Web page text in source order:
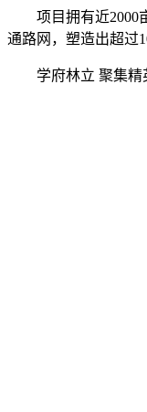
项目拥有近2000
通路网，塑造出超过
学府林立 聚集精